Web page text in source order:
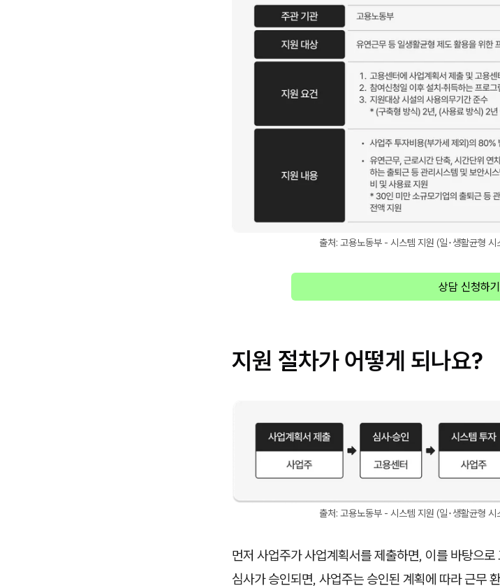
출처: 고용노동부 - 시스템 지원 (일･생활균형
상담 신청하기
지원 절차가 어떻게 되나요?
출처: 고용노동부 - 시스템 지원 (일･생활균형
먼저 사업주가 사업계획서를 제출하면, 이를 바탕으
심사가 승인되면, 사업주는 승인된 계획에 따라 근무